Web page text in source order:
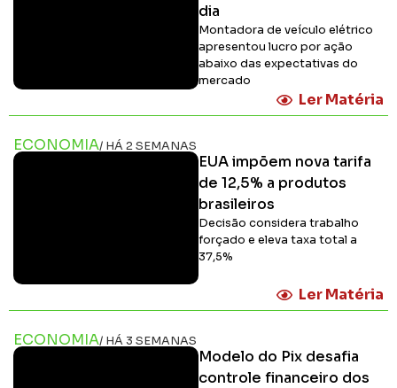
dia
Montadora de veículo elétrico
apresentou lucro por ação
abaixo das expectativas do
mercado
Ler Matéria
ECONOMIA/ HÁ 2 SEMANAS
EUA impõem nova tarifa
de 12,5% a produtos
brasileiros
Decisão considera trabalho
forçado e eleva taxa total a
37,5%
Ler Matéria
ECONOMIA/ HÁ 3 SEMANAS
Modelo do Pix desafia
controle financeiro dos